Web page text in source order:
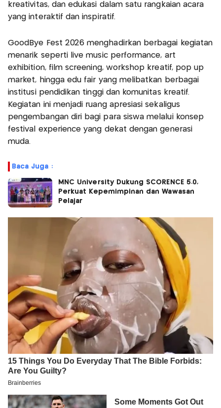
kreativitas, dan edukasi dalam satu rangkaian acara
yang interaktif dan inspiratif.
GoodBye Fest 2026 menghadirkan berbagai kegiatan
menarik seperti live music performance, art
exhibition, film screening, workshop kreatif, pop up
market, hingga edu fair yang melibatkan berbagai
institusi pendidikan tinggi dan komunitas kreatif.
Kegiatan ini menjadi ruang apresiasi sekaligus
pengembangan diri bagi para siswa melalui konsep
festival experience yang dekat dengan generasi
muda.
Baca Juga :
MNC University Dukung SCORENCE 5.0,
Perkuat Kepemimpinan dan Wawasan
Pelajar